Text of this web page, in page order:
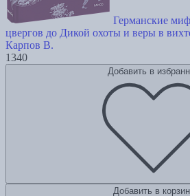
Германские
цвергов до Дикой охоты и веры в
Карпов В.
1340
Добавить в
Добавить в